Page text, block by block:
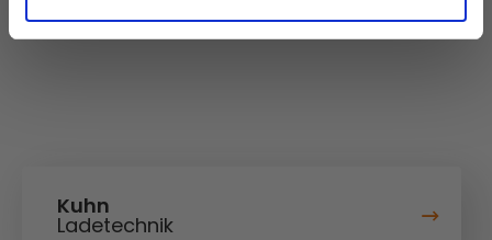
Kuhn
Ladetechnik